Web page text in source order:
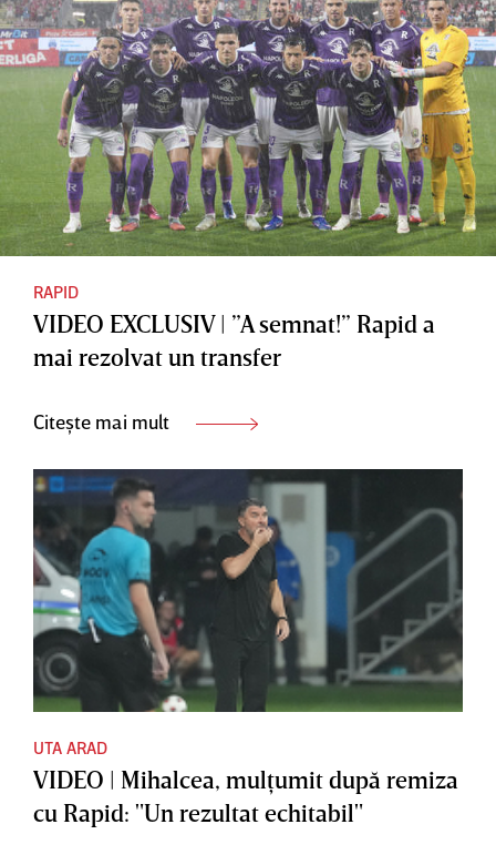
RAPID
VIDEO EXCLUSIV | ”A semnat!” Rapid a
mai rezolvat un transfer
Citește mai mult
UTA ARAD
VIDEO | Mihalcea, mulţumit după remiza
cu Rapid: "Un rezultat echitabil"